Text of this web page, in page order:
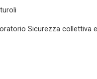
Sicurezza collettiva